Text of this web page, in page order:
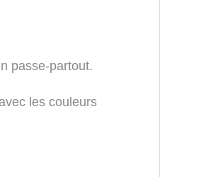
passe-partout.
les couleurs